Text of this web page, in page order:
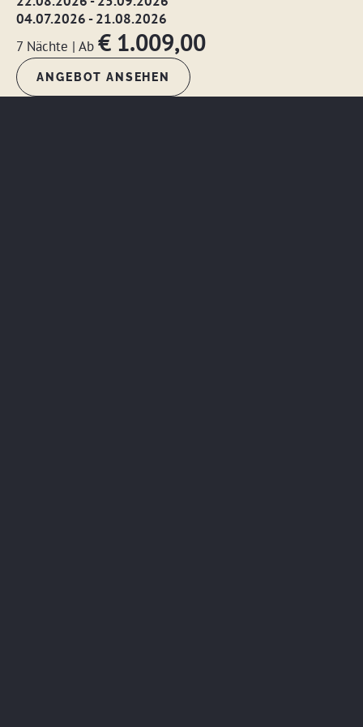
04.07.2026 - 21.08.2026
7 Nächte | Ab € 1.009,00
ANGEBOT ANSEHEN